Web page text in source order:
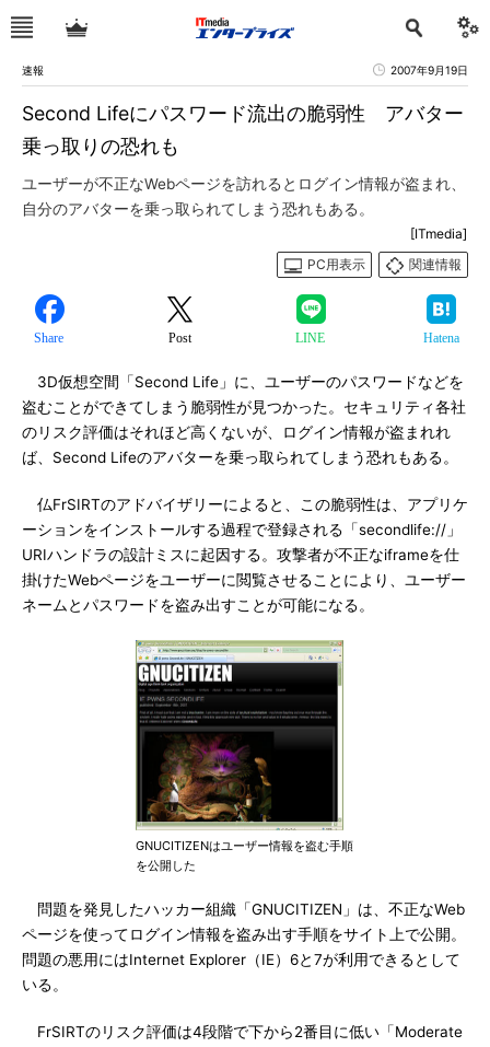
速報 2007年9月19日
Second Lifeにパスワード流出の脆弱性 アバター
乗っ取りの恐れも
ユーザーが不正なWebページを訪れるとログイン情報が盗まれ、
自分のアバターを乗っ取られてしまう恐れもある。
[ITmedia]
PC用表示
関連情報
Share Post LINE Hatena
3D仮想空間「Second Life」に、ユーザーのパスワードなどを
盗むことができてしまう脆弱性が見つかった。セキュリティ各社
のリスク評価はそれほど高くないが、ログイン情報が盗まれれ
ば、Second Lifeのアバターを乗っ取られてしまう恐れもある。
仏FrSIRTのアドバイザリーによると、この脆弱性は、アプリケ
ーションをインストールする過程で登録される「secondlife://」
URIハンドラの設計ミスに起因する。攻撃者が不正なiframeを仕
掛けたWebページをユーザーに閲覧させることにより、ユーザー
ネームとパスワードを盗み出すことが可能になる。
GNUCITIZENはユーザー情報を盗む手順
を公開した
問題を発見したハッカー組織「GNUCITIZEN」は、不正なWeb
ページを使ってログイン情報を盗み出す手順をサイト上で公開。
問題の悪用にはInternet Explorer（IE）6と7が利用できるとして
いる。
FrSIRTのリスク評価は4段階で下から2番目に低い「Moderate